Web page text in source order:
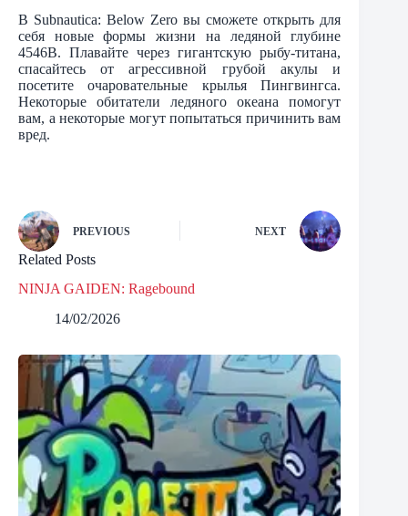
В Subnautica: Below Zero вы сможете открыть для
себя новые формы жизни на ледяной глубине
4546B. Плавайте через гигантскую рыбу-титана,
спасайтесь от агрессивной грубой акулы и
посетите очаровательные крылья Пингвингса.
Некоторые обитатели ледяного океана помогут
вам, а некоторые могут попытаться причинить вам
вред.
PREVIOUS NEXT
Related Posts
NINJA GAIDEN: Ragebound
14/02/2026